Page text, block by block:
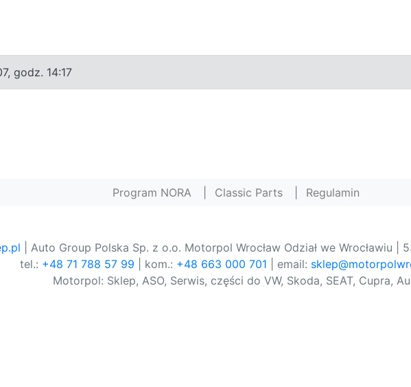
godz. 14:17
Program NORA Classic Parts Regulamin
| Auto Group Polska Sp. z o.o. Motorpol Wrocław Odział we Wrocławiu |
tel.: +48 71 788 57 99 | kom.: +48 663 000 701 | email:
Motorpol: Sklep, ASO, Serwis, części do VW, Skoda, SEAT, Cupra,